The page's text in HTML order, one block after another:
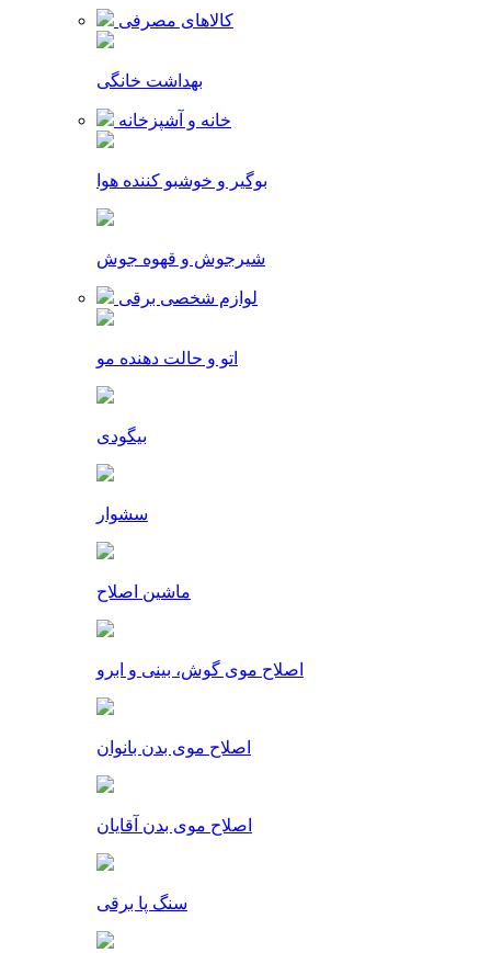
کالاهای مصرفی
بهداشت خانگی
خانه و آشپزخانه
بوگیر و خوشبو کننده هوا
شیرجوش و قهوه جوش
لوازم شخصی برقی
اتو و حالت دهنده مو
بیگودی
سشوار
ماشین اصلاح
اصلاح موی گوش، بینی و ابرو
اصلاح موی بدن بانوان
اصلاح موی بدن آقایان
سنگ پا برقی